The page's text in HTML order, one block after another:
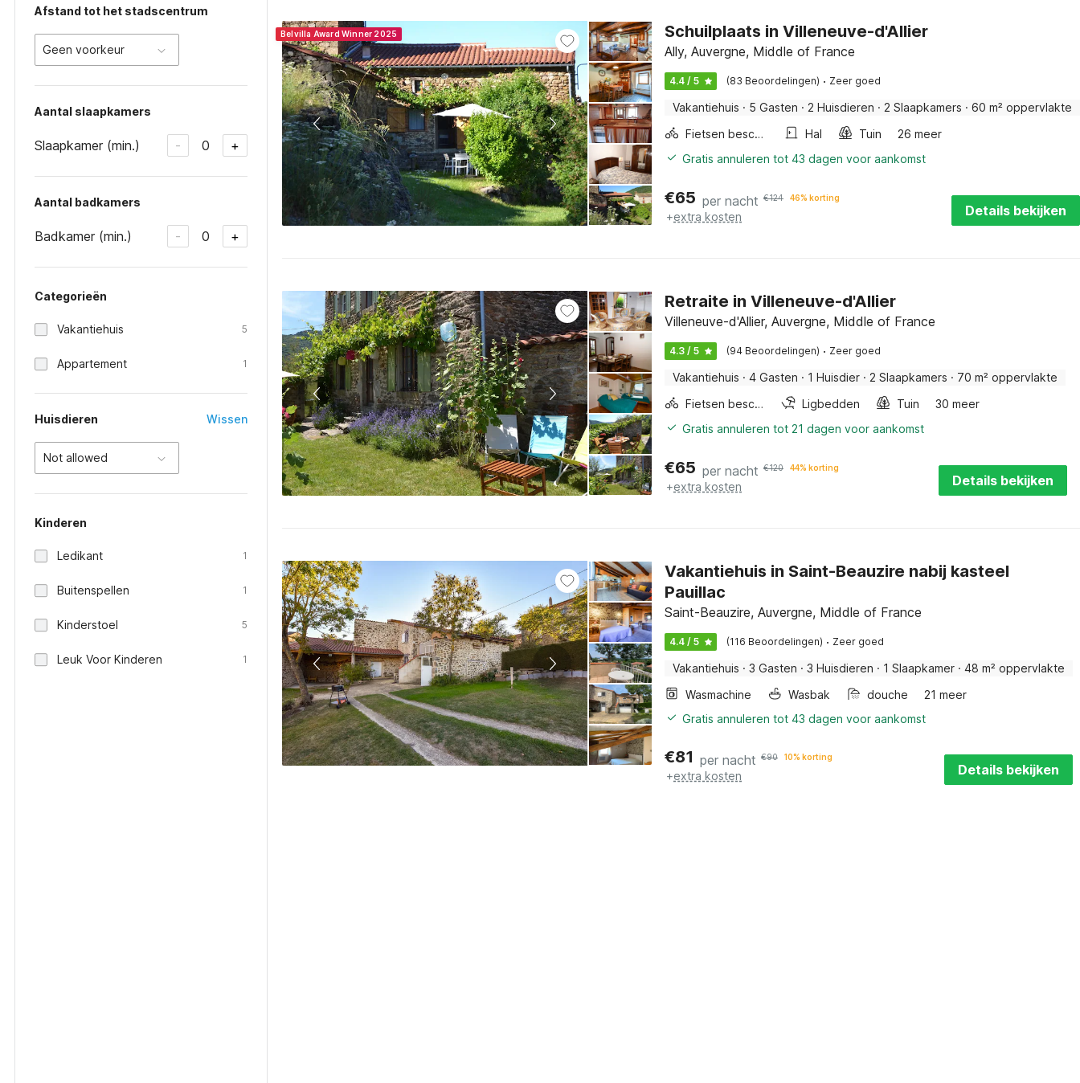
Afstand tot het stadscentrum
Geen voorkeur
Aantal slaapkamers
Slaapkamer (min.) - 0 +
Aantal badkamers
Badkamer (min.) - 0 +
Categorieën
Vakantiehuis 5
Appartement 1
Huisdieren Wissen
Not allowed
Kinderen
Ledikant 1
Buitenspellen 1
Kinderstoel 5
Leuk Voor Kinderen 1
Belvilla Award Winner 2025 Schuilplaats in Villeneuve-d'Allier
Ally, Auvergne, Middle of France
4.4 / 5 (83 Beoordelingen) · Zeer goed
Vakantiehuis · 5 Gasten · 2 Huisdieren · 2 Slaapkamers · 60 m² oppervlakte
Fietsen beschikbaar
Hal Tuin
26 meer
Gratis annuleren tot 43 dagen voor aankomst
€65 per nacht €124 46% korting
+extra kosten Details bekijken
Retraite in Villeneuve-d'Allier
Villeneuve-d'Allier, Auvergne, Middle of France
4.3 / 5 (94 Beoordelingen) · Zeer goed
Vakantiehuis · 4 Gasten · 1 Huisdier · 2 Slaapkamers · 70 m² oppervlakte
Fietsen beschikbaar
Ligbedden Tuin
30 meer
Gratis annuleren tot 21 dagen voor aankomst
€65 per nacht €120 44% korting
+extra kosten Details bekijken
Vakantiehuis in Saint-Beauzire nabij kasteel
Pauillac
Saint-Beauzire, Auvergne, Middle of France
4.4 / 5 (116 Beoordelingen) · Zeer goed
Vakantiehuis · 3 Gasten · 3 Huisdieren · 1 Slaapkamer · 48 m² oppervlakte
Wasmachine
Wasbak douche
21 meer
Gratis annuleren tot 43 dagen voor aankomst
€81 per nacht €90 10% korting
+extra kosten Details bekijken